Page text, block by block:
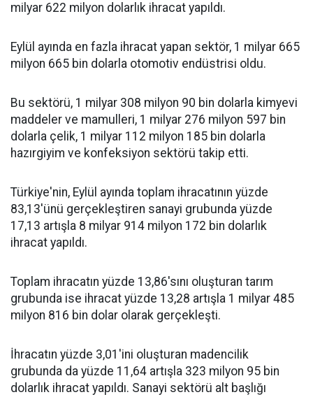
milyar 622 milyon dolarlık ihracat yapıldı.
Eylül ayında en fazla ihracat yapan sektör, 1 milyar 665
milyon 665 bin dolarla otomotiv endüstrisi oldu.
Bu sektörü, 1 milyar 308 milyon 90 bin dolarla kimyevi
maddeler ve mamulleri, 1 milyar 276 milyon 597 bin
dolarla çelik, 1 milyar 112 milyon 185 bin dolarla
hazırgiyim ve konfeksiyon sektörü takip etti.
Türkiye'nin, Eylül ayında toplam ihracatının yüzde
83,13'ünü gerçekleştiren sanayi grubunda yüzde
17,13 artışla 8 milyar 914 milyon 172 bin dolarlık
ihracat yapıldı.
Toplam ihracatın yüzde 13,86'sını oluşturan tarım
grubunda ise ihracat yüzde 13,28 artışla 1 milyar 485
milyon 816 bin dolar olarak gerçekleşti.
İhracatın yüzde 3,01'ini oluşturan madencilik
grubunda da yüzde 11,64 artışla 323 milyon 95 bin
dolarlık ihracat yapıldı. Sanayi sektörü alt başlığı